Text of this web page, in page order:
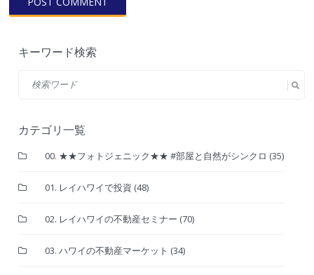
キーワード検索
カテゴリ一覧
00. ★★フォトジェニック★★ #部屋と自然がシンクロ (35)
01. レイハワイで投資 (48)
02. レイハワイの不動産セミナー (70)
03. ハワイの不動産マーケット (34)